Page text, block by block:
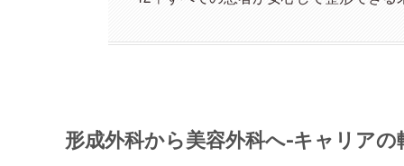
形成外科から美容外科へ-キャリア